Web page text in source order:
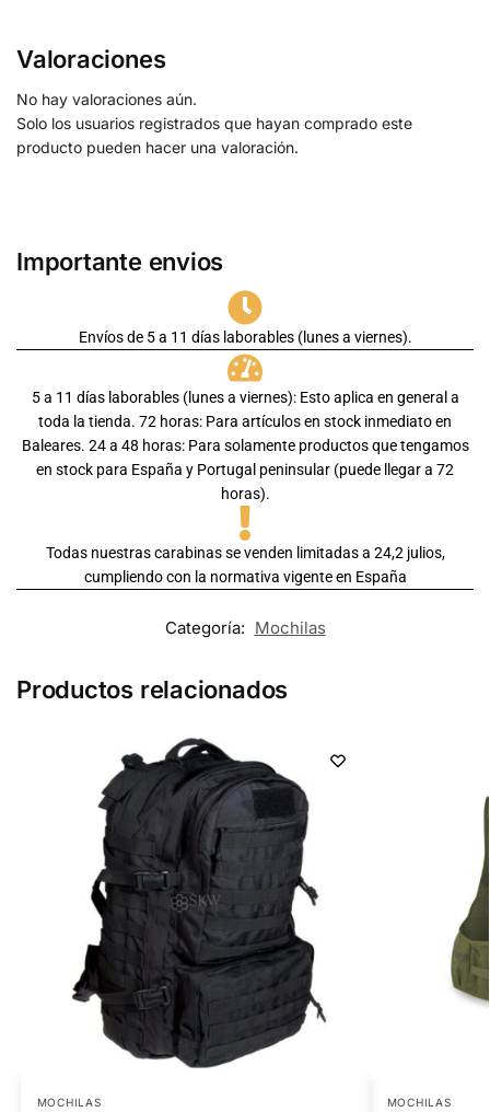
Valoraciones
No hay valoraciones aún.
Solo los usuarios registrados que hayan comprado este
producto pueden hacer una valoración.
Importante envios
Envíos de 5 a 11 días laborables (lunes a viernes).
5 a 11 días laborables (lunes a viernes): Esto aplica en general a
toda la tienda. 72 horas: Para artículos en stock inmediato en
Baleares. 24 a 48 horas: Para solamente productos que tengamos
en stock para España y Portugal peninsular (puede llegar a 72
horas).
Todas nuestras carabinas se venden limitadas a 24,2 julios,
cumpliendo con la normativa vigente en España
Categoría: Mochilas
Productos relacionados
MOCHILAS MOCHILAS